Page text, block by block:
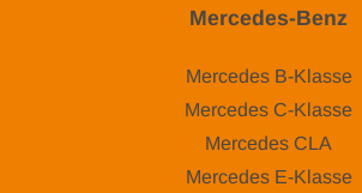
Mercedes-Benz
Mercedes B-Klasse
Mercedes C-Klasse
Mercedes CLA
Mercedes E-Klasse